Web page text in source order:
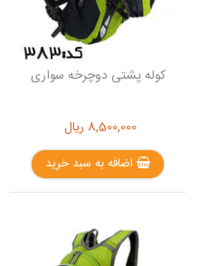
کوله پشتی دوچرخه سواری
8,500,000 ریال
اضافه به سبد خرید